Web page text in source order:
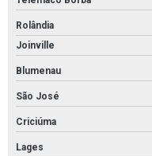
Rolândia
Joinville
Blumenau
São José
Criciúma
Lages